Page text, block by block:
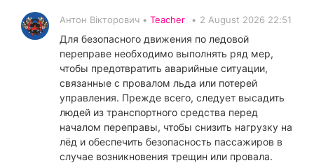
Антон Вікторович • Teacher • 2 August 2026 22:51
Для безопасного движения по ледовой
переправе необходимо выполнять ряд мер,
чтобы предотвратить аварийные ситуации,
связанные с провалом льда или потерей
управления. Прежде всего, следует высадить
людей из транспортного средства перед
началом переправы, чтобы снизить нагрузку на
лёд и обеспечить безопасность пассажиров в
случае возникновения трещин или провала.